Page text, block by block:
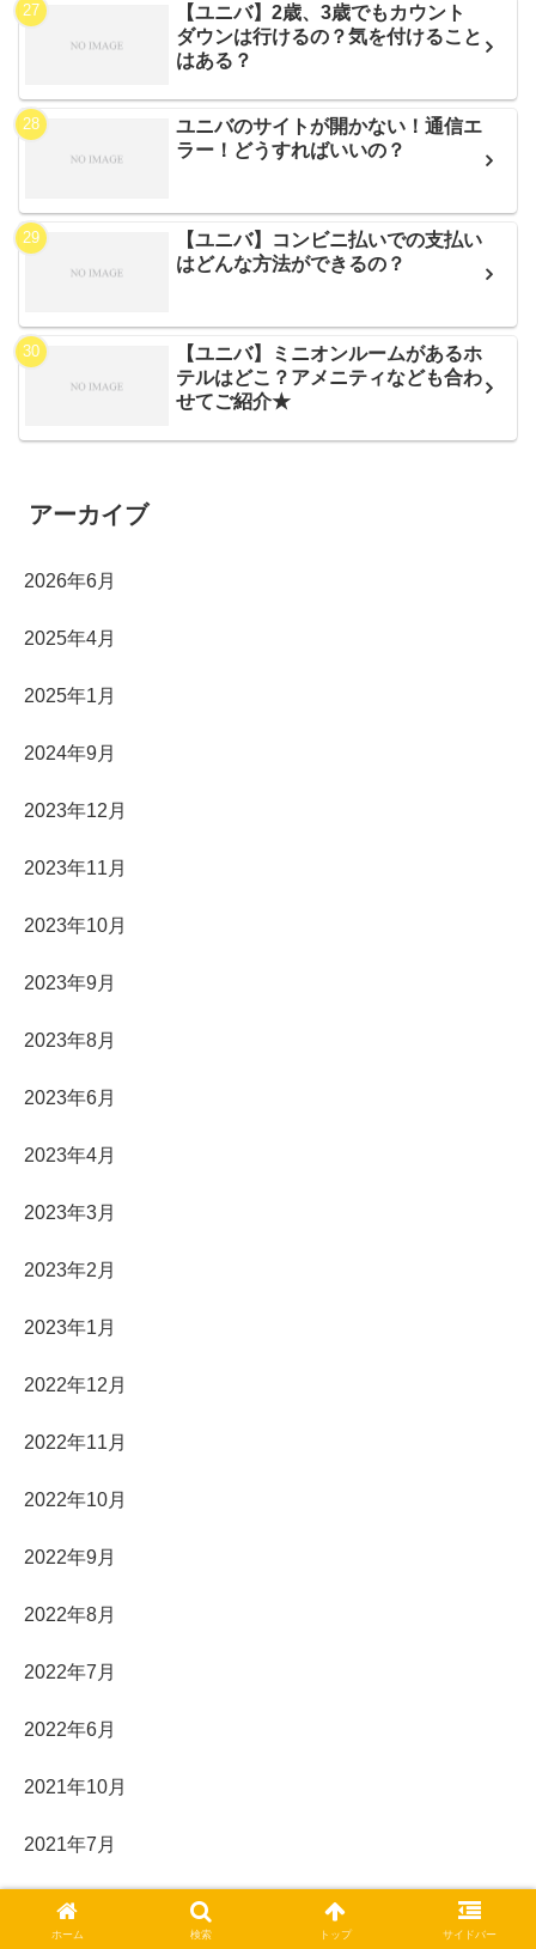
【ユニバ】2歳、3歳でもカウント
ダウンは行けるの？気を付けること
はある？
ユニバのサイトが開かない！通信エ
ラー！どうすればいいの？
【ユニバ】コンビニ払いでの支払い
はどんな方法ができるの？
【ユニバ】ミニオンルームがあるホ
テルはどこ？アメニティなども合わ
せてご紹介★
アーカイブ
2026年6月
2025年4月
2025年1月
2024年9月
2023年12月
2023年11月
2023年10月
2023年9月
2023年8月
2023年6月
2023年4月
2023年3月
2023年2月
2023年1月
2022年12月
2022年11月
2022年10月
2022年9月
2022年8月
2022年7月
2022年6月
2021年10月
2021年7月
2021年3月
ホーム 検索 トップ サイドバー